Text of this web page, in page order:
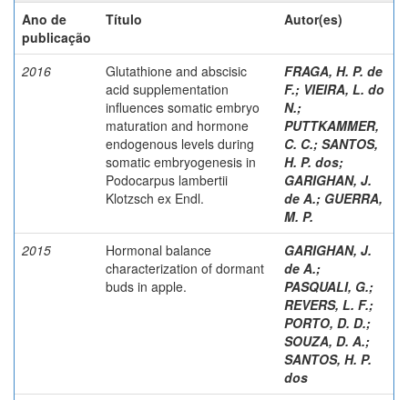
Ano de
publicação
Título Autor(es)
2016
Glutathione and abscisic
acid supplementation
influences somatic embryo
maturation and hormone
endogenous levels during
somatic embryogenesis in
Podocarpus lambertii
Klotzsch ex Endl.
FRAGA, H. P. de
F.; VIEIRA, L. do
N.;
PUTTKAMMER,
C. C.; SANTOS,
H. P. dos;
GARIGHAN, J.
de A.; GUERRA,
M. P.
2015
Hormonal balance
characterization of dormant
buds in apple.
GARIGHAN, J.
de A.;
PASQUALI, G.;
REVERS, L. F.;
PORTO, D. D.;
SOUZA, D. A.;
SANTOS, H. P.
dos